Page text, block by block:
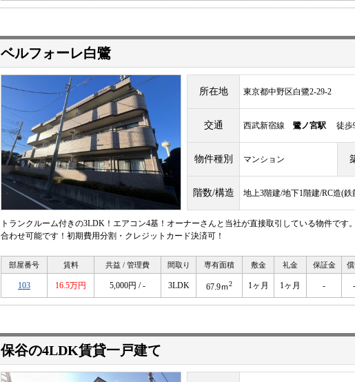
ベルフォーレ白鷺
所在地 東京都中野区白鷺2-29-2
交通 西武新宿線 鷺ノ宮駅 徒歩
物件種別 マンション
階数/構造 地上3階建/地下1階建/RC造(
トランクルーム付きの3LDK！エアコン4基！オーナーさんと当社が直接取引している物件です
合わせ可能です！初期費用分割・クレジットカード決済可！
部屋番号 賃料 共益 / 管理費 間取り 専有面積 敷金 礼金 保証金
103 16.5万円 5,000円 / - 3LDK 67.9ｍ2 1ヶ月 1ヶ月 - -
保谷の4LDK賃貸一戸建て